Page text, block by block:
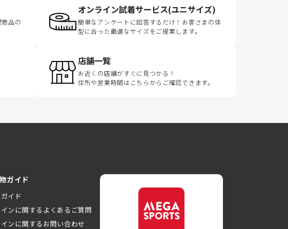
品の
オンライン試着サービス(ユニサイズ)
簡単なアンケートに回答するだけ！お客さまの体
型に合った最適なサイズをご提案します。
店舗一覧
お近くの店舗がすぐに見つかる！
住所や営業時間はこちらからご確認できます。
ガイド
イド
ンに関するよくあるご質問
ンに関するお問い合わせ